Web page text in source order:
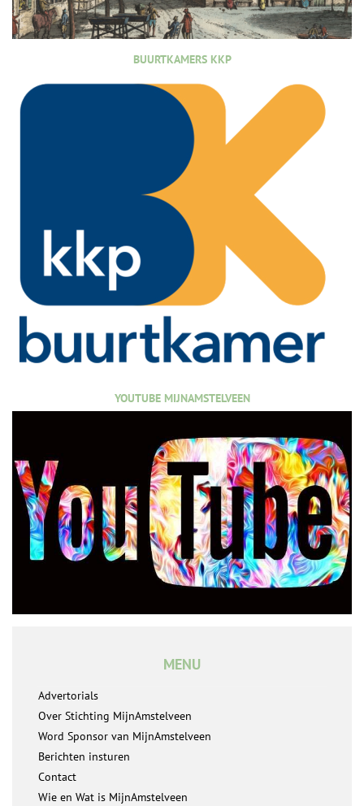
BUURTKAMERS KKP
YOUTUBE MIJNAMSTELVEEN
MENU
Advertorials
Over Stichting MijnAmstelveen
Word Sponsor van MijnAmstelveen
Berichten insturen
Contact
Wie en Wat is MijnAmstelveen